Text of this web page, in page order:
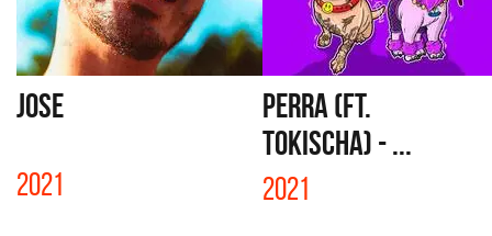
JOSE
2021
PERRA (FT.
TOKISCHA) - ...
2021